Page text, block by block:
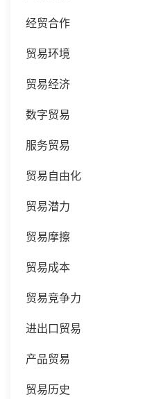
经贸合作
贸易环境
贸易经济
数字贸易
服务贸易
贸易自由化
贸易潜力
贸易摩擦
贸易成本
贸易竞争力
进出口贸易
产品贸易
贸易历史